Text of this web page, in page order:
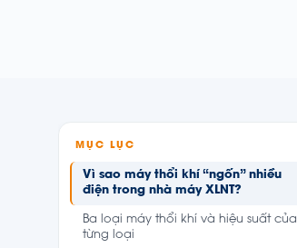
MỤC LỤC
Vì sao máy thổi khí “ngốn” nhiều
điện trong nhà máy XLNT?
Ba loại máy thổi khí và hiệu suất của
từng loại